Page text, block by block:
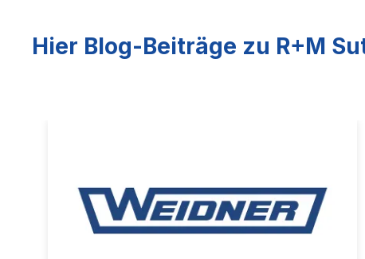
Hier Blog-Beiträge zu R+M